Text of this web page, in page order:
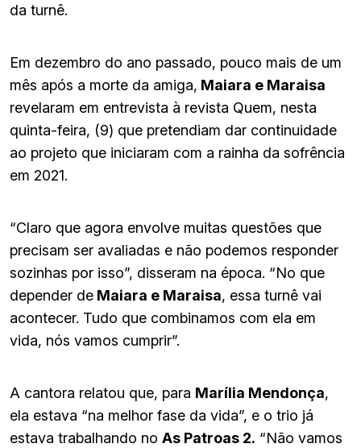
da turnê.
Em dezembro do ano passado, pouco mais de um
mês após a morte da amiga, Maiara e Maraisa
revelaram em entrevista à revista Quem, nesta
quinta-feira, (9) que pretendiam dar continuidade
ao projeto que iniciaram com a rainha da sofrência
em 2021.
“Claro que agora envolve muitas questões que
precisam ser avaliadas e não podemos responder
sozinhas por isso”, disseram na época. “No que
depender de Maiara e Maraisa, essa turnê vai
acontecer. Tudo que combinamos com ela em
vida, nós vamos cumprir”.
A cantora relatou que, para Marília Mendonça,
ela estava “na melhor fase da vida”, e o trio já
estava trabalhando no As Patroas 2. “Não vamos